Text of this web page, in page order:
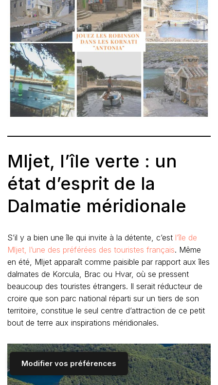
Modifier vos préférences
Mljet, l’île verte : un
état d’esprit de la
Dalmatie méridionale
S’il y a bien une île qui invite à la détente, c’est l’île de
Mljet, l’une des préférées des touristes français. Même
en été, Mljet apparaît comme paisible par rapport aux îles
dalmates de Korcula, Brac ou Hvar, où se pressent
beaucoup des touristes étrangers. Il serait réducteur de
croire que son parc national réparti sur un tiers de son
territoire, constitue le seul centre d’attraction de ce petit
bout de terre aux inspirations méridionales.